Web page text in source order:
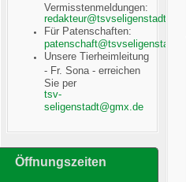
Vermisstenmeldungen:
Für Patenschaften:
Unsere Tierheimleitung
- Fr. Sona - erreichen
Sie per
Öffnungszeiten